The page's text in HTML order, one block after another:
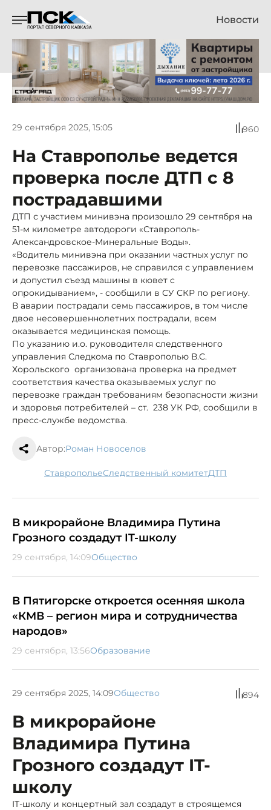
Новости
29 сентября 2025, 15:05 960
На Ставрополье ведется
проверка после ДТП с 8
пострадавшими
ДТП с участием минивэна произошло 29 сентября на
51-м километре автодороги «Ставрополь-
Александровское-Минеральные Воды».
«Водитель минивэна при оказании частных услуг по
перевозке пассажиров, не справился с управлением
и допустил съезд машины в кювет с
опрокидыванием», - сообщили в СУ СКР по региону.
В аварии пострадали семь пассажиров, в том числе
двое несовершеннолетних пострадали, всем
оказывается медицинская помощь.
По указанию и.о. руководителя следственного
управления Следкома по Ставрополью В.С.
Хорольского организована проверка на предмет
соответствия качества оказываемых услуг по
перевозке граждан требованиям безопасности жизни
и здоровья потребителей – ст. 238 УК РФ, сообщили в
пресс-службе ведомства.
Автор:Роман Новоселов
Ставрополье следственный комитет ДТП
В микрорайоне Владимира Путина
Грозного создадут IT-школу
29 сентября, 14:09Общество
В Пятигорске откроется осенняя школа
«КМВ – регион мира и сотрудничества
народов»
29 сентября, 13:56Образование
29 сентября 2025, 14:09Общество 894
В микрорайоне
Владимира Путина
Грозного создадут IT-
школу
IT-школу и концертный зал создадут в строящемся